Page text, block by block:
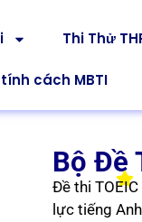
Thi Thử
cách MBTI
Bộ Đề
Đề thi
lực tiếng